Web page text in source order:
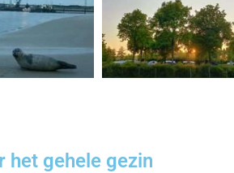
het gehele gezin